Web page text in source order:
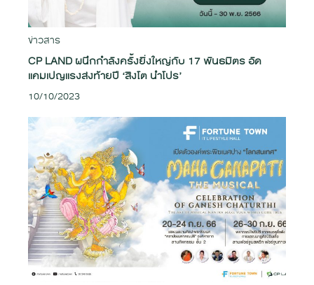
ข่าวสาร
CP LAND ผนึกกำลังครั้งยิ่งใหญ่กับ 17 พันธมิตร อัด
แคมเปญแรงส่งท้ายปี ‘สิงโต นำโปร’
10/10/2023